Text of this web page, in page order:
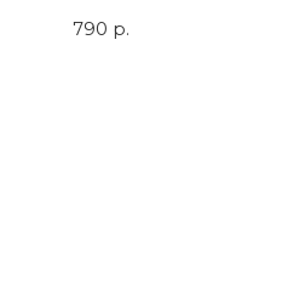
желтый, ваниль
790 р.